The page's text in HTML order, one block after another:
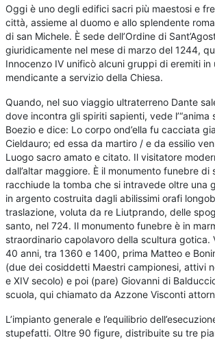
Oggi è uno degli edifici sacri più maestosi e
città, assieme al duomo e allo splendente
di san Michele. È sede dell’Ordine di
giuridicamente nel mese di marzo del 1244,
Innocenzo IV unificò alcuni gruppi di eremiti in
mendicante a servizio della Chiesa.
Quando, nel suo viaggio ultraterreno Dante
dove incontra gli spiriti sapienti, vede l’“anima
Boezio e dice: Lo corpo ond’ella fu cacciata
Cieldauro; ed essa da martiro / e da essilio
Luogo sacro amato e citato. Il visitatore
dall’altar maggiore. È il monumento funebre di
racchiude la tomba che si intravede oltre una
in argento costruita dagli abilissimi orafi
traslazione, voluta da re Liutprando, delle
santo, nel 724. Il monumento funebre è in
straordinario capolavoro della scultura gotica.
40 anni, tra 1360 e 1400, prima Matteo e
(due dei cosiddetti Maestri campionesi, attivi
e XIV secolo) e poi (pare) Giovanni di
scuola, qui chiamato da Azzone Visconti
L’impianto generale e l’equilibrio
stupefatti. Oltre 90 figure, distribuite su tre